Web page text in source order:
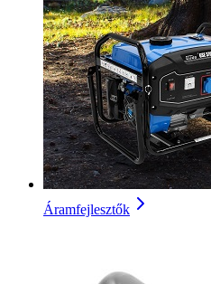
Áramfejlesztők